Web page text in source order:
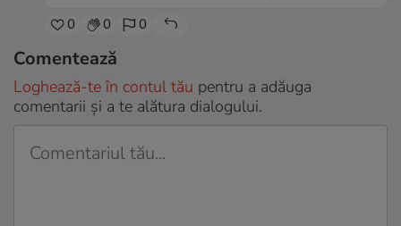
0 0 0
Comentează
Loghează-te în contul tău pentru a adăuga
comentarii și a te alătura dialogului.